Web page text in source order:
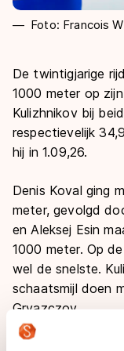
Foto: Francois
De twintigjarige
1000 meter op
Kulizhnikov bij
respectievelijk
hij in 1.09,26.
Denis Koval ging
meter, gevolgd
en Aleksej Esin
1000 meter. Op
wel de snelste.
schaatsmijl doen
Gryazczov.